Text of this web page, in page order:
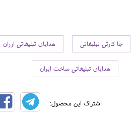
جا کارتی تبلیغاتی هدایای تبلیغاتی ارزان
هدایای تبلیغاتی ساخت ایران
اشتراک این محصول: